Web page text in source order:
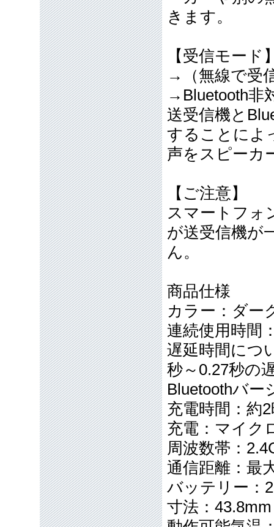
きます。
【受信モー
→（無線で受
→Bluetooth非
送受信機と
することによ
声をスピーカ
【ご注意】
スマートフォ
が送受信機が
ん。
商品仕様
カラー：ダー
連続使用時間
遅延時間につ
秒～0.27秒の
Bluetoothバー
充電時間：約
充電：マイク
周波数帯：
通信距離：最
バッテリー：
寸法：